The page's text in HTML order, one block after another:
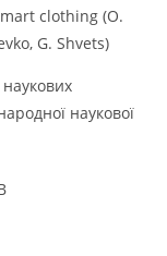
clothing (O.
G. Shvets)
наукової
ТКШВ